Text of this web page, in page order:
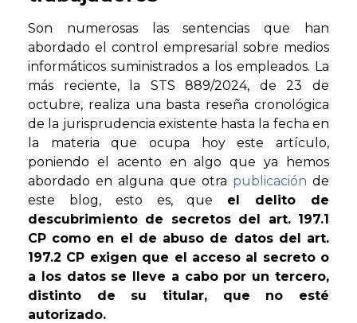
Son numerosas las sentencias que han
abordado el control empresarial sobre medios
informáticos suministrados a los empleados. La
más reciente, la STS 889/2024, de 23 de
octubre, realiza una basta reseña cronológica
de la jurisprudencia existente hasta la fecha en
la materia que ocupa hoy este artículo,
poniendo el acento en algo que ya hemos
abordado en alguna que otra publicación de
este blog, esto es, que el delito de
descubrimiento de secretos del art. 197.1
CP como en el de abuso de datos del art.
197.2 CP exigen que el acceso al secreto o
a los datos se lleve a cabo por un tercero,
distinto de su titular, que no esté
autorizado.